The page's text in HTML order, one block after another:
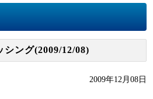
イベント
月次報告書
シングの報告
CONNECT.
営委員紹介
ング(2009/12/08)
2009年12月08日